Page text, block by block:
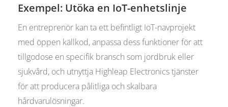
Exempel: Utöka en IoT-enhetslinje
En entreprenör kan ta ett befintligt IoT-navprojekt
med öppen källkod, anpassa dess funktioner för att
tillgodose en specifik bransch som jordbruk eller
sjukvård, och utnyttja Highleap Electronics tjänster
för att producera pålitliga och skalbara
hårdvarulösningar.